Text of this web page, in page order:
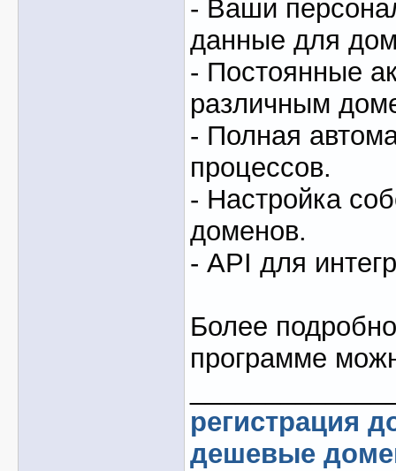
- Ваши
данные для
- Постоянные
различным
- Полная
процессов.
- Настройка
доменов.
- API для
Более
программе
регистрация
дешевые